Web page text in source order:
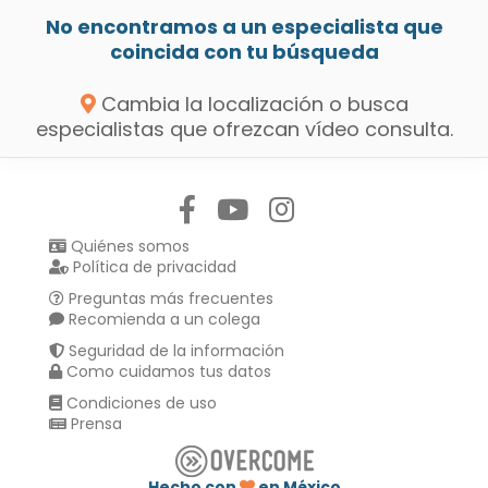
No encontramos a un especialista que
coincida con tu búsqueda
Cambia la localización o busca
especialistas que ofrezcan vídeo consulta.
Quiénes somos
Política de privacidad
Preguntas más frecuentes
Recomienda a un colega
Seguridad de la información
Como cuidamos tus datos
Condiciones de uso
Prensa